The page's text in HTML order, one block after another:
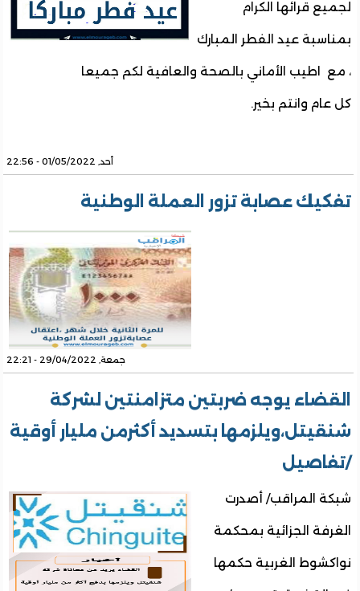
لجميع قرائها الكرام
بمناسبة عيد الفطر المبارك
، مع اطيب الأماني بالصحة والعافية لكم جميعا
كل عام وانتم بخير.
أحد, 01/05/2022 - 22:56
تفكيك عصابة تزور العملة الوطنية
جمعة, 29/04/2022 - 22:21
القضاء يوجه ضربتين متزامنتين لشركة
شنقيتل،ويلزمها بتسديد أكثرمن مليار أوقية
/تفاصيل
شبكة المراقب/ أصدرت
الغرفة الجزائية بمحكمة
نواكشوط الغربية حكمها